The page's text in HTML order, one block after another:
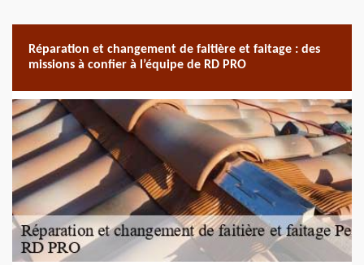
Réparation et changement de faitière et faitage : des
missions à confier à l’équipe de RD PRO